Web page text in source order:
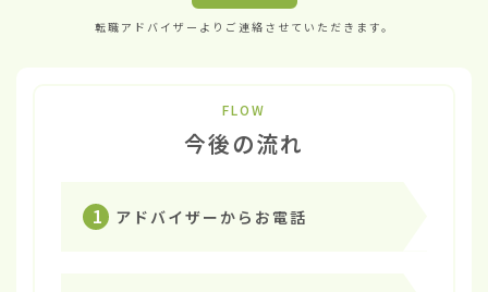
転職アドバイザーよりご連絡させていただきます。
FLOW
今後の流れ
1 アドバイザーからお電話